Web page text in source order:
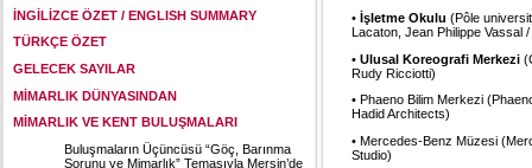
İNGİLİZCE ÖZET / ENGLISH SUMMARY
TÜRKÇE ÖZET
GELECEK SAYILAR
MİMARLIK DÜNYASINDAN
MİMARLIK VE KENT BULUŞMALARI
Buluşmaların Üçüncüsü “Göç, Barınma
Sorunu ve Mimarlık” Temasıyla Mersin’de
• İşletme Okulu (Pôle
Lacaton, Jean Philippe Vassal
• Ulusal Koreografi Merkezi
Rudy Ricciotti)
• Phaeno Bilim Merkezi
Hadid Architects)
• Mercedes-Benz Müzesi
Studio)